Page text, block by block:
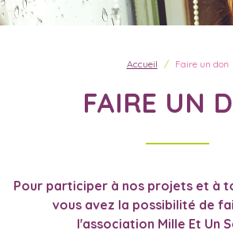
Accueil Faire un don
FAIRE UN
Pour participer à nos projets et à
vous avez la possibilité de
l'association Mille Et Un